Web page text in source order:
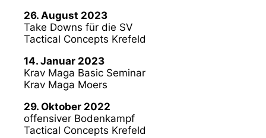
26. August 2023
Take Downs für die SV
Tactical Concepts Krefeld
14. Januar 2023
Krav Maga Basic Seminar
Krav Maga Moers
29. Oktober 2022
offensiver Bodenkampf
Tactical Concepts Krefeld